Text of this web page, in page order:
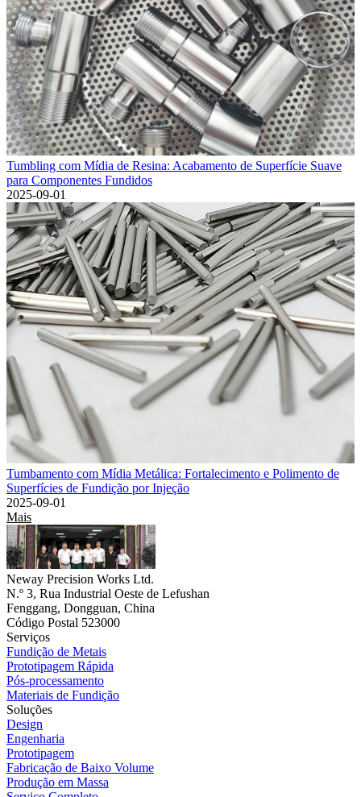
Tumbling com Mídia de Resina: Acabamento de Superfície Suave
para Componentes Fundidos
2025-09-01
Tumbamento com Mídia Metálica: Fortalecimento e Polimento de
Superfícies de Fundição por Injeção
2025-09-01
Mais
Neway Precision Works Ltd.
N.º 3, Rua Industrial Oeste de Lefushan
Fenggang, Dongguan, China
Código Postal 523000
Serviços
Fundição de Metais
Prototipagem Rápida
Pós-processamento
Materiais de Fundição
Soluções
Design
Engenharia
Prototipagem
Fabricação de Baixo Volume
Produção em Massa